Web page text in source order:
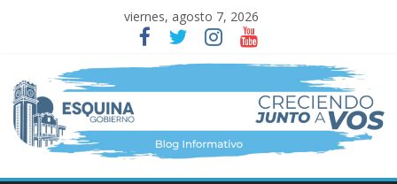
viernes, agosto 7, 2026